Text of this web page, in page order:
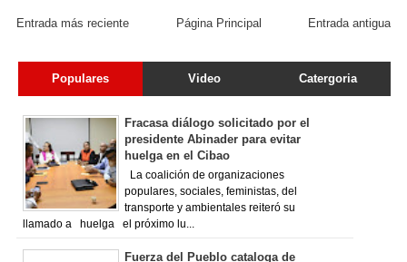
Entrada más reciente Entrada antigua
Página Principal
Populares Video Catergoria
Fracasa diálogo solicitado por el
presidente Abinader para evitar
huelga en el Cibao
La coalición de organizaciones
populares, sociales, feministas, del
transporte y ambientales reiteró su
llamado a huelga el próximo lu...
Fuerza del Pueblo cataloga de